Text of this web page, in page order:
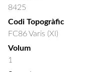
8425
Codi Topogràfic
FC86 Varis (XI)
Volum
1